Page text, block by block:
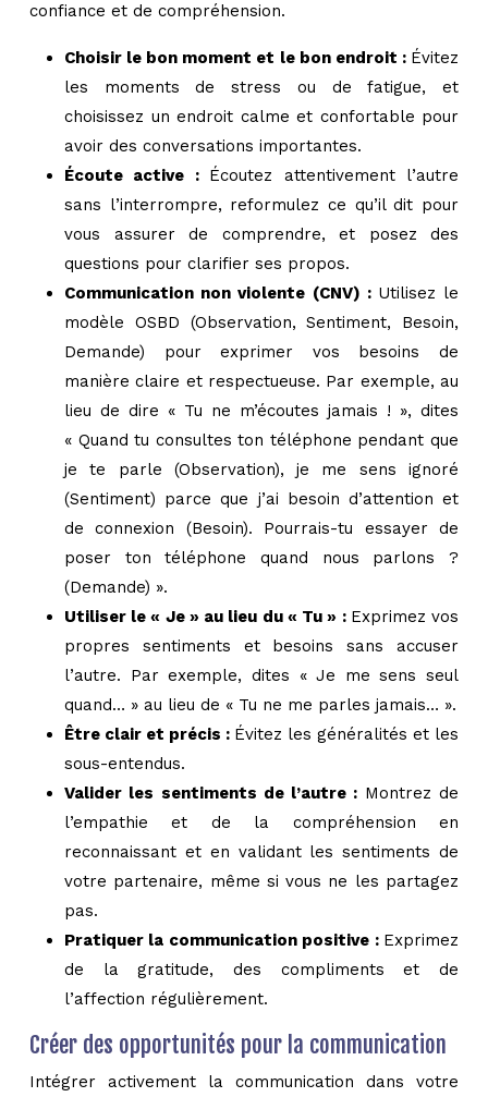
confiance et de compréhension.
Choisir le bon moment et le bon endroit : Évitez
les moments de stress ou de fatigue, et
choisissez un endroit calme et confortable pour
avoir des conversations importantes.
Écoute active : Écoutez attentivement l’autre
sans l’interrompre, reformulez ce qu’il dit pour
vous assurer de comprendre, et posez des
questions pour clarifier ses propos.
Communication non violente (CNV) : Utilisez le
modèle OSBD (Observation, Sentiment, Besoin,
Demande) pour exprimer vos besoins de
manière claire et respectueuse. Par exemple, au
lieu de dire « Tu ne m’écoutes jamais ! », dites
« Quand tu consultes ton téléphone pendant que
je te parle (Observation), je me sens ignoré
(Sentiment) parce que j’ai besoin d’attention et
de connexion (Besoin). Pourrais-tu essayer de
poser ton téléphone quand nous parlons ?
(Demande) ».
Utiliser le « Je » au lieu du « Tu » : Exprimez vos
propres sentiments et besoins sans accuser
l’autre. Par exemple, dites « Je me sens seul
quand… » au lieu de « Tu ne me parles jamais… ».
Être clair et précis : Évitez les généralités et les
sous-entendus.
Valider les sentiments de l’autre : Montrez de
l’empathie et de la compréhension en
reconnaissant et en validant les sentiments de
votre partenaire, même si vous ne les partagez
pas.
Pratiquer la communication positive : Exprimez
de la gratitude, des compliments et de
l’affection régulièrement.
Créer des opportunités pour la communication
Intégrer activement la communication dans votre